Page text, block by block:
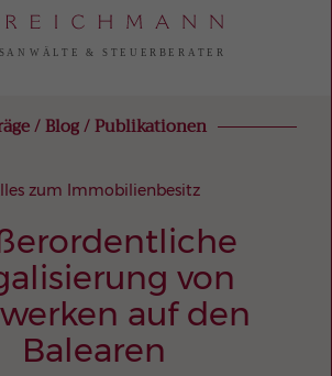
/ Blog / Publikationen
zum Immobilienbesitz
von
auf den
Balearen